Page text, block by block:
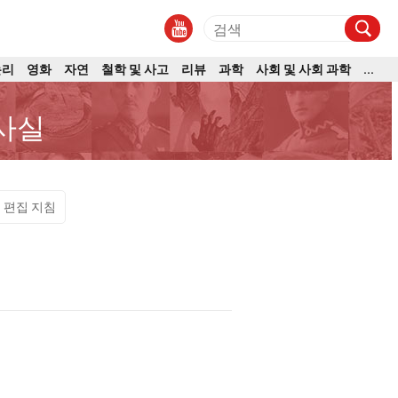
영화 자연 철학 및 사고 리뷰 과학 사회 및 사회 과학 ...
실
편집 지침